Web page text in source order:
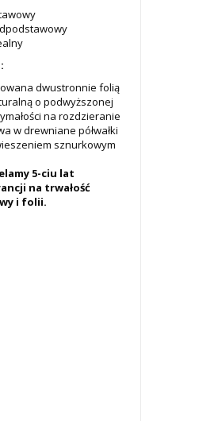
dwustronnie folią
o podwyższonej
na rozdzieranie
w drewniane półwałki
sznurkowym
5-ciu lat
na trwałość
i folii.